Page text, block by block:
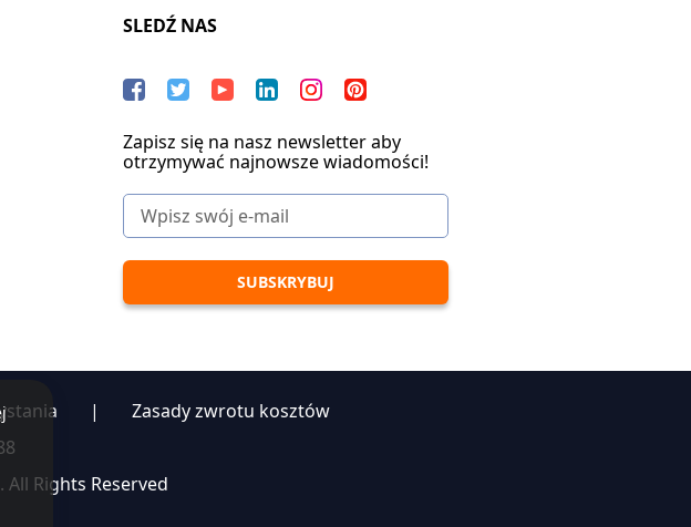
SLEDŹ NAS
Zapisz się na nasz newsletter aby
otrzymywać najnowsze wiadomości!
|
Zasady zwrotu kosztów
Rights Reserved